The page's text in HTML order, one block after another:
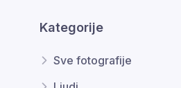
Kategorije
Sve fotografije